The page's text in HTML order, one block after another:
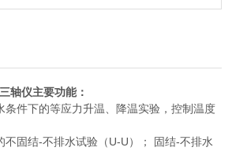
轴仪主要功能：
件下的等应力升温、降温实验，控制温度
固结-不排水试验（U-U）； 固结-不排水